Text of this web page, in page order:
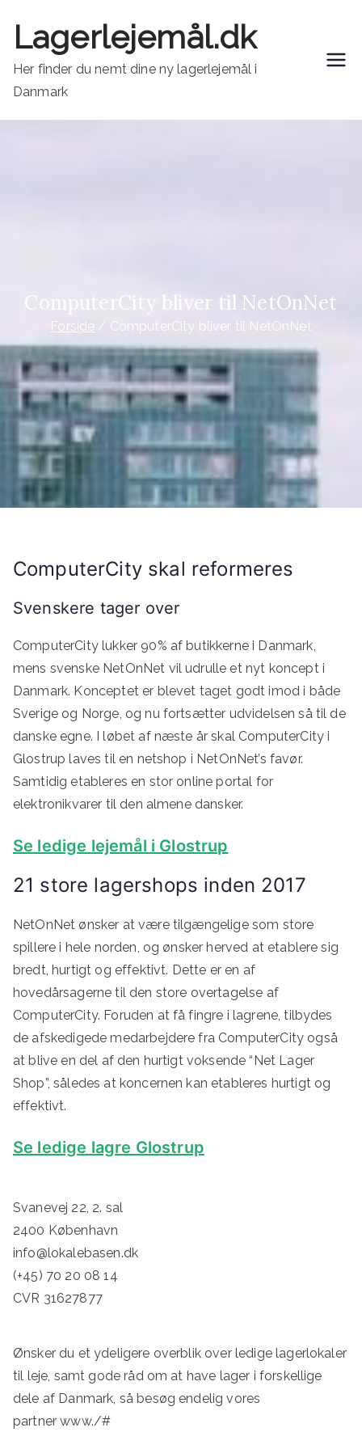
Lagerlejemål.dk
Her finder du nemt dine ny lagerlejemål i
Danmark
ComputerCity bliver til NetOnNet
Forside ComputerCity bliver til NetOnNet
ComputerCity skal reformeres
Svenskere tager over
ComputerCity lukker 90% af butikkerne i Danmark,
mens svenske NetOnNet vil udrulle et nyt koncept i
Danmark. Konceptet er blevet taget godt imod i både
Sverige og Norge, og nu fortsætter udvidelsen så til de
danske egne. I løbet af næste år skal ComputerCity i
Glostrup laves til en netshop i NetOnNet’s favør.
Samtidig etableres en stor online portal for
elektronikvarer til den almene dansker.
Se ledige lejemål i Glostrup
21 store lagershops inden 2017
NetOnNet ønsker at være tilgængelige som store
spillere i hele norden, og ønsker herved at etablere sig
bredt, hurtigt og effektivt. Dette er en af
hovedårsagerne til den store overtagelse af
ComputerCity. Foruden at få fingre i lagrene, tilbydes
de afskedigede medarbejdere fra ComputerCity også
at blive en del af den hurtigt voksende “Net Lager
Shop”, således at koncernen kan etableres hurtigt og
effektivt.
Se ledige lagre Glostrup
Svanevej 22, 2. sal
2400 København
info@lokalebasen.dk
(+45) 70 20 08 14
CVR 31627877
Ønsker du et ydeligere overblik over ledige lagerlokaler
til leje, samt gode råd om at have lager i forskellige
dele af Danmark, så besøg endelig vores
partnerwww./#